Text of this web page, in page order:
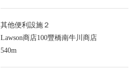
其他便利設施２
Lawson商店100豐橋南牛川商店
540m